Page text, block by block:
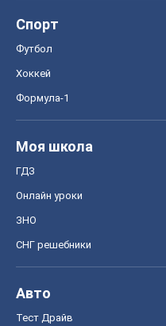
Спорт
Футбол
Хоккей
Формула-1
Моя школа
ГДЗ
Онлайн уроки
ЗНО
СНГ решебники
Авто
Тест Драйв